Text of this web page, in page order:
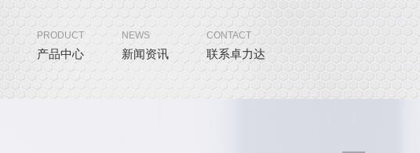
PRODUCT
产品中心
NEWS
新闻资讯
CONTACT
联系卓力达